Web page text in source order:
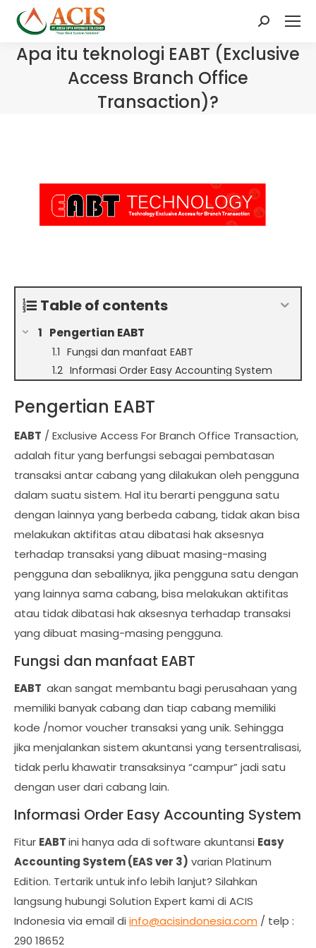
Search:
Apa itu teknologi EABT (Exclusive
Access Branch Office
Transaction)?
Table of contents
Pengertian EABT
Fungsi dan manfaat EABT
Informasi Order Easy Accounting System
Pengertian EABT
EABT / Exclusive Access For Branch Office Transaction,
adalah fitur yang berfungsi sebagai pembatasan
transaksi antar cabang yang dilakukan oleh pengguna
dalam suatu sistem. Hal itu berarti pengguna satu
dengan lainnya yang berbeda cabang, tidak akan bisa
melakukan aktifitas atau dibatasi hak aksesnya
terhadap transaksi yang dibuat masing-masing
pengguna dan sebaliknya, jika pengguna satu dengan
yang lainnya sama cabang, bisa melakukan aktifitas
atau tidak dibatasi hak aksesnya terhadap transaksi
yang dibuat masing-masing pengguna.
Fungsi dan manfaat EABT
EABT akan sangat membantu bagi perusahaan yang
memiliki banyak cabang dan tiap cabang memiliki
kode /nomor voucher transaksi yang unik. Sehingga
jika menjalankan sistem akuntansi yang tersentralisasi,
tidak perlu khawatir transaksinya “campur” jadi satu
dengan user dari cabang lain.
Informasi Order Easy Accounting System
Fitur EABTini hanya ada di software akuntansi Easy
Accounting System (EAS ver 3) varian Platinum
Edition. Tertarik untuk info lebih lanjut? Silahkan
langsung hubungi Solution Expert kami di ACIS
Indonesia via email di info@acisindonesia.com / telp :
290 18652